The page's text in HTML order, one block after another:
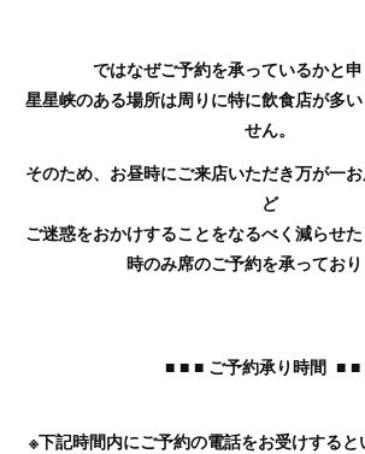
ではなぜご予約を承っているかと申
星星峡のある場所は周りに特に飲食店が多
せん。
そのため、お昼時にご来店いただき万が一
ど
ご迷惑をおかけすることをなるべく減らせ
時のみ席のご予約を承っており
■ ■ ■ ご予約承り時間 ■ ■
※下記時間内にご予約の電話をお受けする